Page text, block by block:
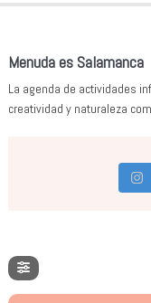
Menuda es Salamanca
La agenda de actividades
creatividad y naturaleza